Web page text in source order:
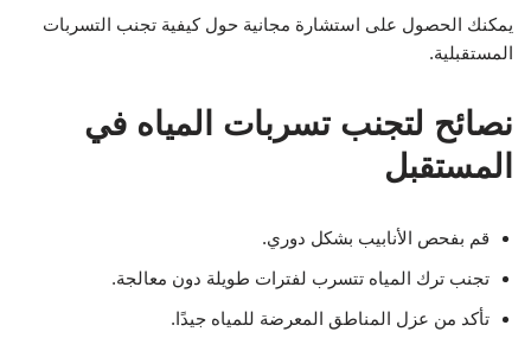
يمكنك الحصول على استشارة مجانية حول كيفية تجنب التسربات
المستقبلية.
نصائح لتجنب تسربات المياه في
المستقبل
قم بفحص الأنابيب بشكل دوري.
تجنب ترك المياه تتسرب لفترات طويلة دون معالجة.
تأكد من عزل المناطق المعرضة للمياه جيدًا.